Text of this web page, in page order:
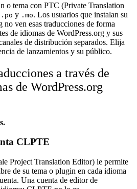
o tema con PTC (Private Translation
.po y .mo. Los usuarios que instalan su
no ven esas traducciones de forma
de idiomas de WordPress.org y sus
de distribución separados. Elija
de lanzamientos y su público.
a través de
de WordPress.org
CLPTE
Project Translation Editor) le permite
de su tema o plugin en cada idioma
Una cuenta de editor de